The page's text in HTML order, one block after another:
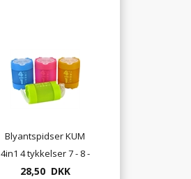
Blyantspidser KUM
4in1 4 tykkelser 7 - 8 -
10 og 11mm
28,50 DKK